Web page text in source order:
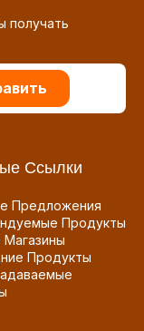
получать
Ссылки
Предложения
Продукты
Продукты